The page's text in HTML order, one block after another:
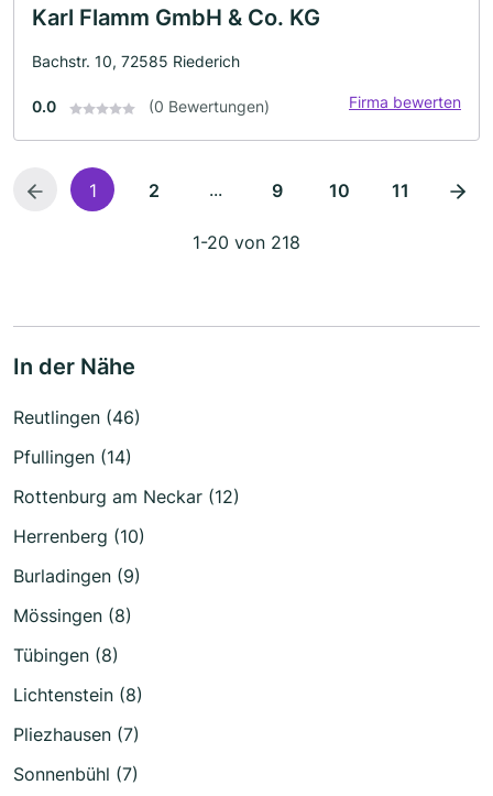
Karl Flamm GmbH & Co. KG
Bachstr. 10, 72585 Riederich
0.0 (0 Bewertungen) Firma bewerten
1 2 ... 9 10 11
1-20 von 218
In der Nähe
Reutlingen (46)
Pfullingen (14)
Rottenburg am Neckar (12)
Herrenberg (10)
Burladingen (9)
Mössingen (8)
Tübingen (8)
Lichtenstein (8)
Pliezhausen (7)
Sonnenbühl (7)